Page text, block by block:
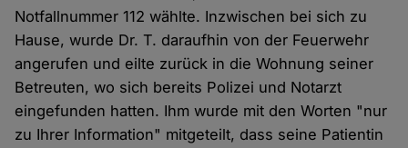
Notfallnummer 112 wählte. Inzwischen bei sich zu
Hause, wurde Dr. T. daraufhin von der Feuerwehr
angerufen und eilte zurück in die Wohnung seiner
Betreuten, wo sich bereits Polizei und Notarzt
eingefunden hatten. Ihm wurde mit den Worten "nur
zu Ihrer Information" mitgeteilt, dass seine Patientin